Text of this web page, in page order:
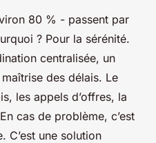
80 % - passent par
? Pour la sérénité.
centralisée, un
des délais. Le
les appels d’offres, la
cas de problème, c’est
C’est une solution